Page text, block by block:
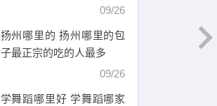
09/26
扬州哪里的 扬州哪里的包
子最正宗的吃的人最多
09/26
学舞蹈哪里好 学舞蹈哪家